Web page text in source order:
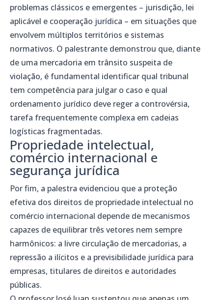
problemas clássicos e emergentes – jurisdição, lei
aplicável e cooperação jurídica – em situações que
envolvem múltiplos territórios e sistemas
normativos. O palestrante demonstrou que, diante
de uma mercadoria em trânsito suspeita de
violação, é fundamental identificar qual tribunal
tem competência para julgar o caso e qual
ordenamento jurídico deve reger a controvérsia,
tarefa frequentemente complexa em cadeias
logísticas fragmentadas.
Propriedade intelectual,
comércio internacional e
segurança jurídica
Por fim, a palestra evidenciou que a proteção
efetiva dos direitos de propriedade intelectual no
comércio internacional depende de mecanismos
capazes de equilibrar três vetores nem sempre
harmônicos: a livre circulação de mercadorias, a
repressão a ilícitos e a previsibilidade jurídica para
empresas, titulares de direitos e autoridades
públicas.